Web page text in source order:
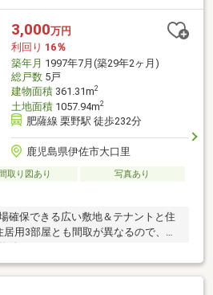
3,000万円
利回り 16％
築年月 1997年7月(築29年2ヶ月)
総戸数5戸
建物面積361.31m2
土地面積1057.94m2
肥薩線 栗野駅 徒歩232分
鹿児島県伊佐市大口里
間取り図あり
写真あり
確保できる広い敷地＆テナントと住
用3部屋とも間取が異なるので、